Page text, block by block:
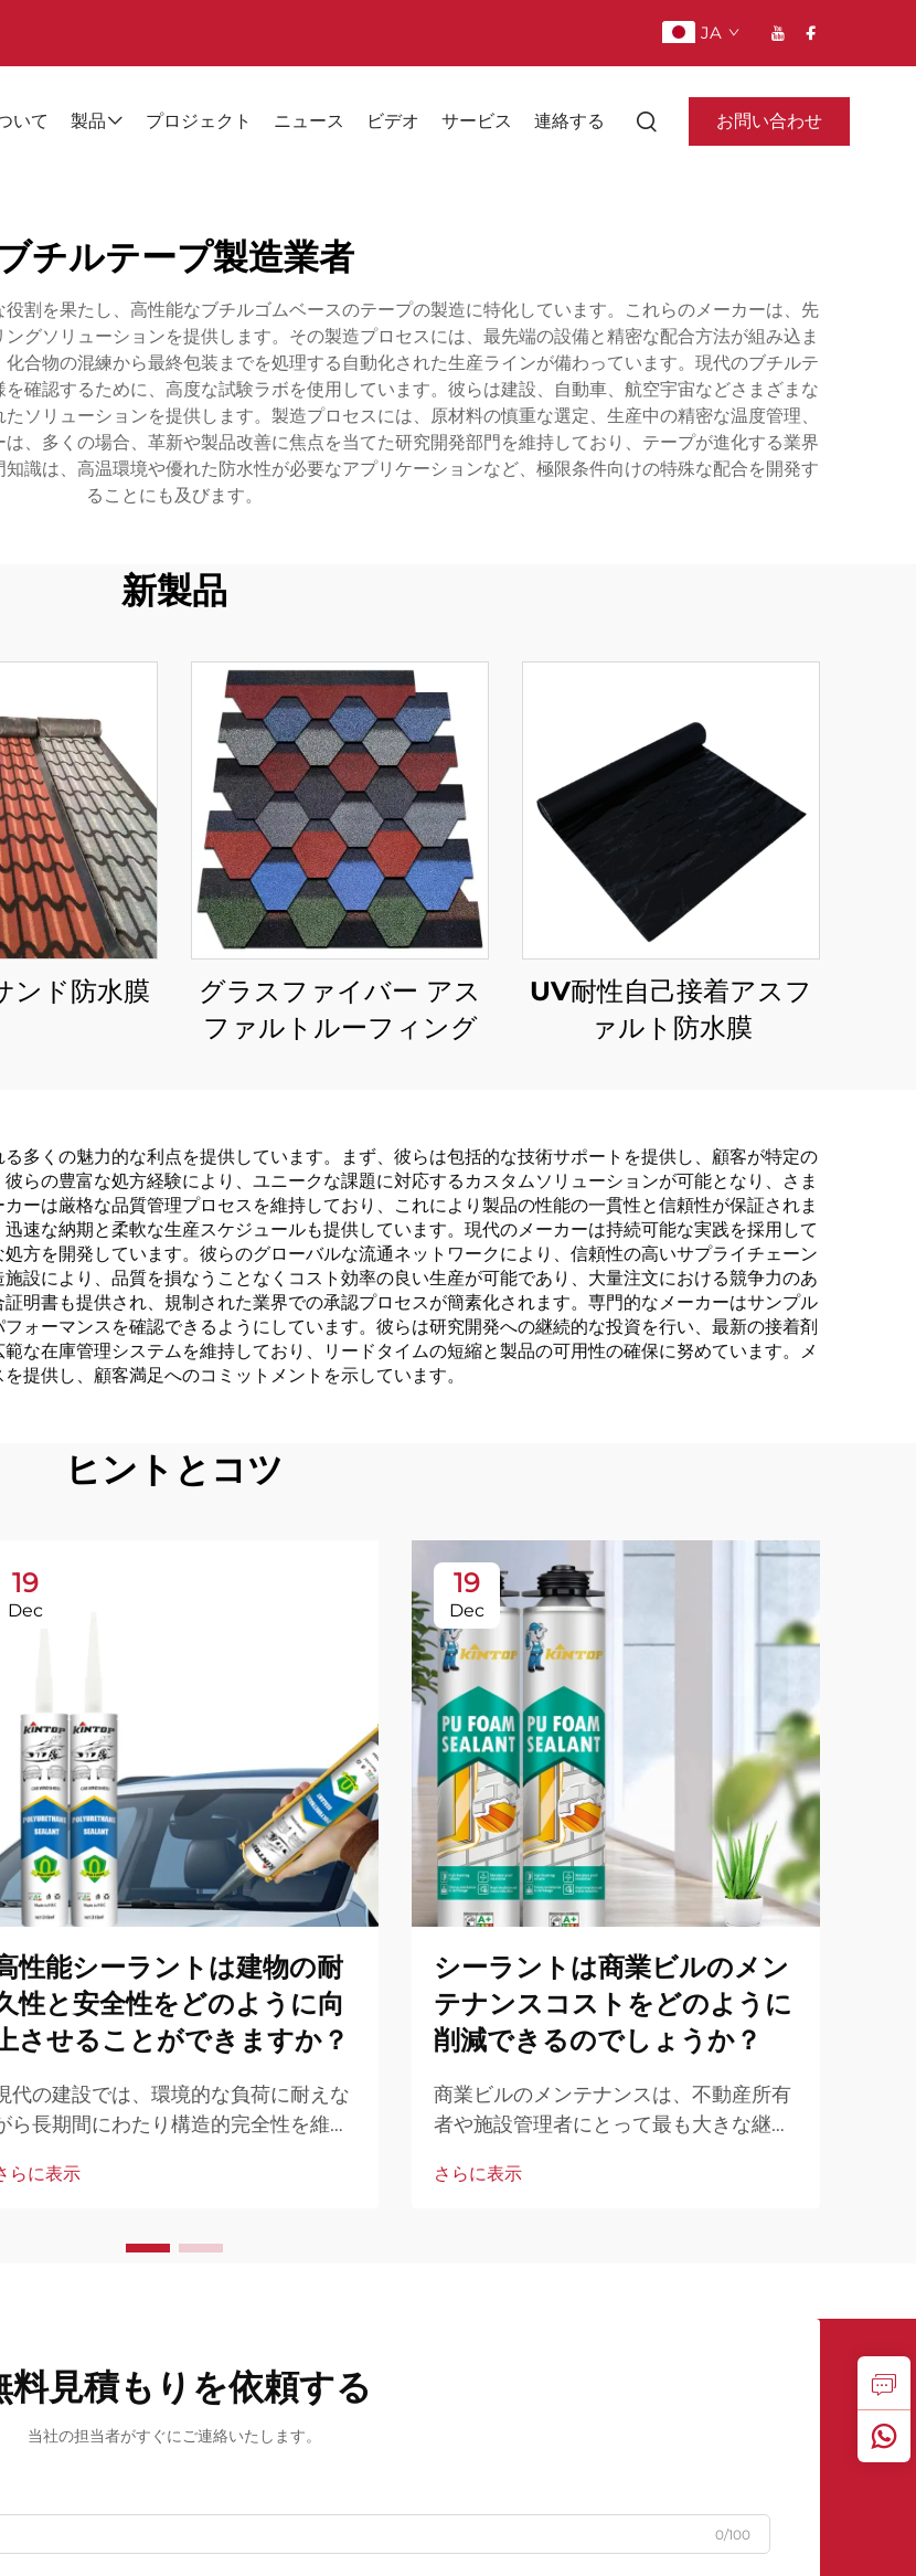
JA
いて 製品 プロジェクト ニュース ビデオ サービス 連絡する お問い合わせ
ブチルテープ製造業者
割を果たし、高性能なブチルゴムベースのテープの製造に特化しています。これらのメーカーは、先
グソリューションを提供します。その製造プロセスには、最先端の設備と精密な配合方法が組み込ま
合物の混練から最終包装までを処理する自動化された生産ラインが備わっています。現代のブチルテ
確認するために、高度な試験ラボを使用しています。彼らは建設、自動車、航空宇宙などさまざまな
ソリューションを提供します。製造プロセスには、原材料の慎重な選定、生産中の精密な温度管理、
、多くの場合、革新や製品改善に焦点を当てた研究開発部門を維持しており、テープが進化する業界
識は、高温環境や優れた防水性が必要なアプリケーションなど、極限条件向けの特殊な配合を開発す
ることにも及びます。
新製品
ンド防水膜
グラスファイバー アス
ファルトルーフィング
UV耐性自己接着アスフ
ァルト防水膜
多くの魅力的な利点を提供しています。まず、彼らは包括的な技術サポートを提供し、顧客が特定の
らの豊富な処方経験により、ユニークな課題に対応するカスタムソリューションが可能となり、さま
ーは厳格な品質管理プロセスを維持しており、これにより製品の性能の一貫性と信頼性が保証されま
速な納期と柔軟な生産スケジュールも提供しています。現代のメーカーは持続可能な実践を採用して
方を開発しています。彼らのグローバルな流通ネットワークにより、信頼性の高いサプライチェーン
設により、品質を損なうことなくコスト効率の良い生産が可能であり、大量注文における競争力のあ
明書も提供され、規制された業界での承認プロセスが簡素化されます。専門的なメーカーはサンプル
ォーマンスを確認できるようにしています。彼らは研究開発への継続的な投資を行い、最新の接着剤
な在庫管理システムを維持しており、リードタイムの短縮と製品の可用性の確保に努めています。メ
提供し、顧客満足へのコミットメントを示しています。
ヒントとコツ
19
Dec
性能シーラントは建物の耐
性と安全性をどのように向
させることができますか？
代の建設では、環境的な負荷に耐えな
ら長期間にわたり構造的完全性を維持
求められています。高機能シーラント
することで、建設業界に革命をもたらし
らに表示
19
Dec
シーラントは商業ビルのメン
テナンスコストをどのように
削減できるのでしょうか？
商業ビルのメンテナンスは、不動産所有
者や施設管理者にとって最も大きな継続
ンス課題の中でも、シーリングや耐候処
さらに表示
料見積もりを依頼する
当社の担当者がすぐにご連絡いたします。
0/100